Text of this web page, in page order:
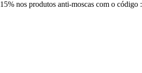
15% nos produtos anti-moscas com o código :